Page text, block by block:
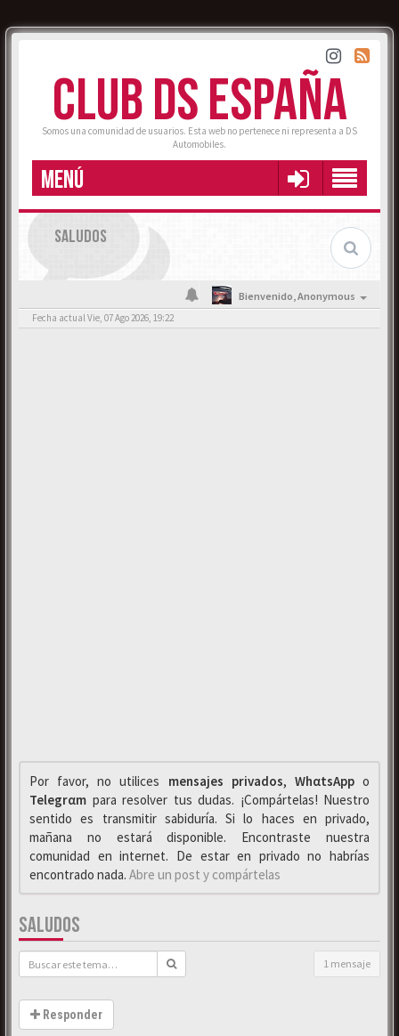
CLUB DS ESPAÑA
Somos una comunidad de usuarios. Esta web no pertenece ni representa a DS
Automobiles.
MENÚ
SALUDOS
Bienvenido,Anonymous
Fecha actual Vie, 07 Ago 2026, 19:22
Por favor, no utilices mensajes privados, WhαtsAppo
Telegrαm para resolver tus dudas. ¡Compártelas! Nuestro
sentido es transmitir sabiduría. Si lo haces en privado,
mañana no estará disponible. Encontraste nuestra
comunidad en internet. De estar en privado no habrías
encontrado nada. Abre un post y compártelas
SALUDOS
1 mensaje
Responder